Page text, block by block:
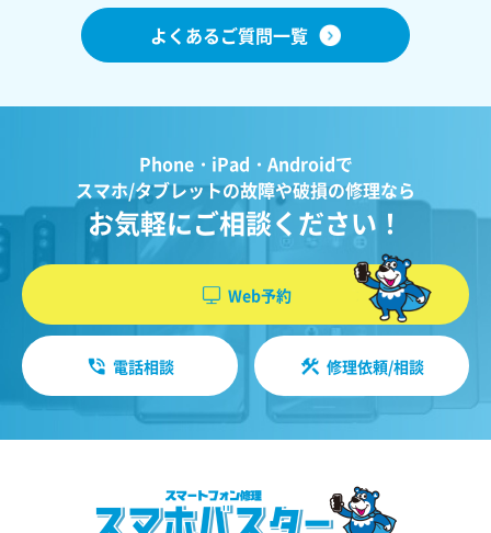
よくあるご質問一覧
Phone・iPad・Androidで
スマホ/タブレットの故障や破損の修理なら
お気軽にご相談ください！
Web予約
電話相談 修理依頼/相談